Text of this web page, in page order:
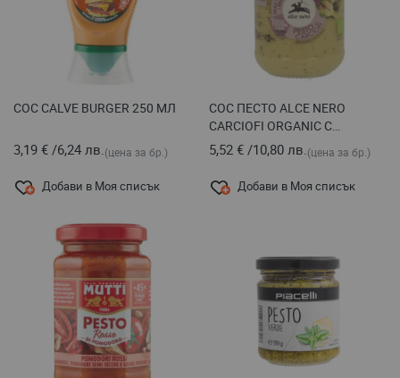
СОС CALVE BURGER 250 МЛ
3,19 € /6,24 лв.(цена за бр.)
Добави в Моя списък
СОС ПЕСТО ALCE NERO
CARCIOFI ORGANIC С
АРТИШОК 130 Г
5,52 € /10,80 лв.(цена за бр.)
Добави в Моя списък